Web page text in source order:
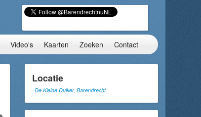
Video's Kaarten Zoeken Contact
Locatie
De Kleine Duiker, Barendrecht